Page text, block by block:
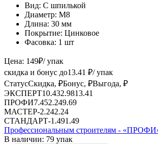
Вид: С шпилькой
Диаметр: М8
Длина: 30 мм
Покрытие: Цинковое
Фасовка: 1 шт
Цена: 149₽/ упак
скидка и бонус до13.41 ₽/ упак
СтатусСкидка, ₽Бонус, ₽Выгода, ₽
ЭКСПЕРТ10.432.9813.41
ПРОФИ7.452.249.69
МАСТЕР-2.242.24
СТАНДАРТ-1.491.49
Профессиональным строителям -
В наличии: 79 упак